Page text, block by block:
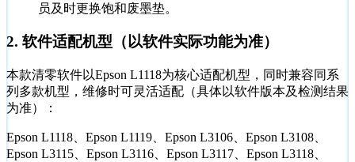
员及时更换饱和废墨垫。
2. 软件适配机型（以软件实际功能为准）
本款清零软件以Epson L1118为核心适配机型，同时兼容同系
列多款机型，维修时可灵活适配（具体以软件版本及检测结果
为准）：
Epson L1118、Epson L1119、Epson L3106、Epson L3108、
Epson L3115、Epson L3116、Epson L3117、Epson L3118、